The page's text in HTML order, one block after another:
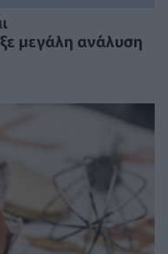
μεγάλη ανάλυση